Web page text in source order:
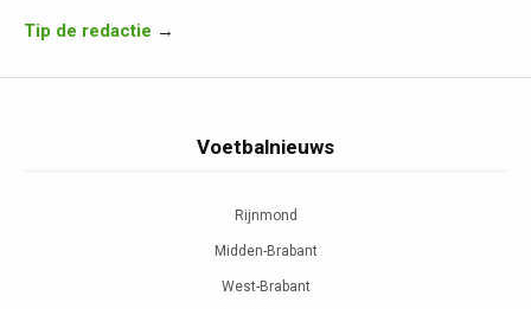
Tip de redactie →
Voetbalnieuws
Rijnmond
Midden-Brabant
West-Brabant